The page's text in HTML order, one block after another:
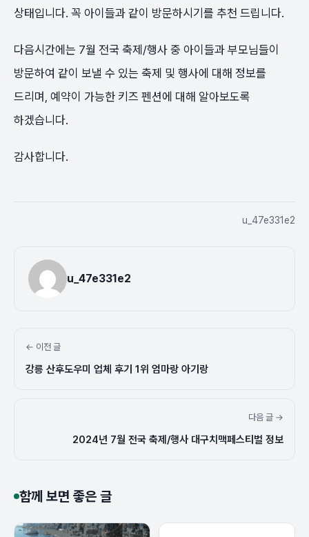
상태입니다. 꼭 아이들과 같이 방문하시기를 추천 드립니다.
다음시간에는 7월 전국 축제/행사 중 아이들과 부모님들이
방문하여 같이 보낼 수 있는 축제 및 행사에 대해 정보를
드리며, 예약이 가능한 키즈 펜션에 대해 알아보도록
하겠습니다.
감사합니다.
u_47e331e2
u_47e331e2
← 이전 글
강릉 산후도우미 업체 후기 1위 엄마랑 아기랑
다음 글 →
2024년 7월 전국 축제/행사 대구치맥페스티벌 정보
함께 보면 좋은 글